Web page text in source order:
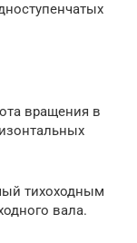
вращения в
тихоходным
вала.